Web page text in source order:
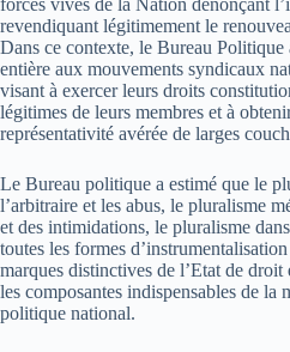
forces vives de la Nation dénonçant
revendiquant légitimement le
Dans ce contexte, le Bureau
entière aux mouvements syndicaux
visant à exercer leurs droits
légitimes de leurs membres et à
représentativité avérée de larges
Le Bureau politique a estimé que le
l’arbitraire et les abus, le pluralisme
et des intimidations, le pluralisme
toutes les formes
marques distinctives de l’Etat de
les composantes indispensables de la
politique national.